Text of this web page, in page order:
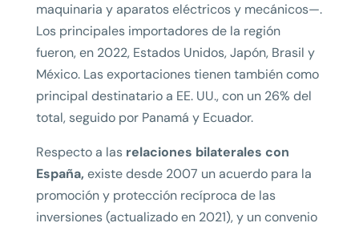
maquinaria y aparatos eléctricos y mecánicos—.
Los principales importadores de la región
fueron, en 2022, Estados Unidos, Japón, Brasil y
México. Las exportaciones tienen también como
principal destinatario a EE. UU., con un 26% del
total, seguido por Panamá y Ecuador.
Respecto a las relaciones bilaterales con
España, existe desde 2007 un acuerdo para la
promoción y protección recíproca de las
inversiones (actualizado en 2021), y un convenio